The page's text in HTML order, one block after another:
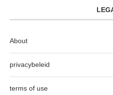
About
privacybeleid
terms of use